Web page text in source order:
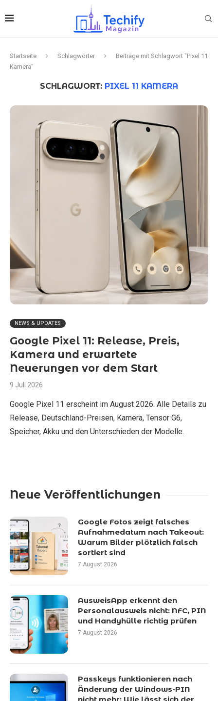
Startseite Schlagwörter
Beiträge mit Schlagwort "Pixel 11
Kamera"
SCHLAGWORT: PIXEL 11 KAMERA
NEWS & UPDATES
Google Pixel 11: Release, Preis,
Kamera und erwartete
Neuerungen vor dem Start
9 Juli 2026
Google Pixel 11 erscheint im August 2026. Alle Details zu
Release, Deutschland-Preisen, Kamera, Tensor G6,
Speicher, Akku und den Unterschieden der Modelle.
Neue Veröffentlichungen
Google Fotos zeigt falsches
Aufnahmedatum nach Takeout:
Warum Bilder plötzlich falsch
sortiert sind
7 August 2026
AusweisApp erkennt den
Personalausweis nicht: NFC, PIN
und Handyhülle richtig prüfen
7 August 2026
Passkeys funktionieren nach
Änderung der Windows-PIN